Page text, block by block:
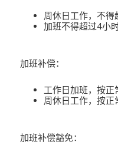
周休日工作，不得
加班不得超过4小
加班补偿：
工作日加班，按正
周休日工作，按正
加班补偿豁免：